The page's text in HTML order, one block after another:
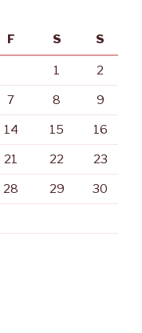
F S S
1 2
7 8 9
14 15 16
21 22 23
28 29 30